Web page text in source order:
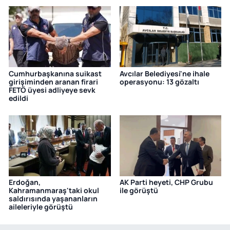
Cumhurbaşkanına suikast
girişiminden aranan firari
FETÖ üyesi adliyeye sevk
edildi
Avcılar Belediyesi'ne ihale
operasyonu: 13 gözaltı
Erdoğan,
Kahramanmaraş'taki okul
saldırısında yaşananların
aileleriyle görüştü
AK Parti heyeti, CHP Grubu
ile görüştü